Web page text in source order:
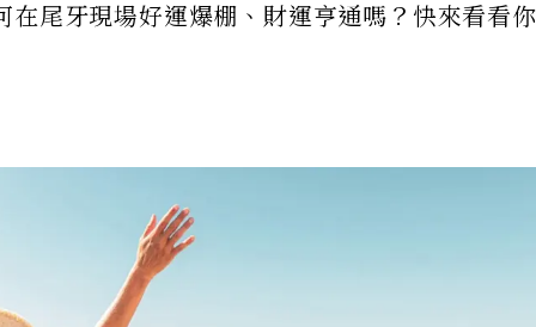
在尾牙現場好運爆棚、財運亨通嗎？快來看看